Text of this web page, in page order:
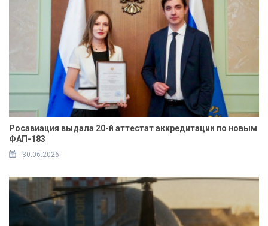
Росавиация выдала 20-й аттестат аккредитации по новым
ФАП-183
30.06.2026